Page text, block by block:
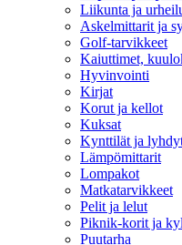
Liikunta ja
Askelmittarit ja
Golf-tarvikkeet
Kaiuttimet,
Hyvinvointi
Kirjat
Korut ja kellot
Kuksat
Kynttilät ja
Lämpömittarit
Lompakot
Matkatarvikkeet
Pelit ja lelut
Piknik-korit ja
Puutarha